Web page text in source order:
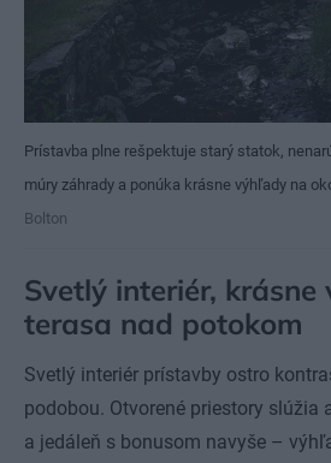
Prístavba plne rešpektuje starý statok,
múry záhrady a ponúka krásne výhľady na
Bolton
Svetlý interiér, krásne
terasa nad potokom
Svetlý interiér prístavby ostro
podobou. Otvorené priestory slúžia
a jedáleň s bonusom navyše –